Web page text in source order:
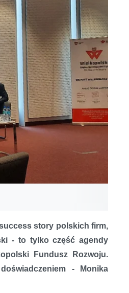
story polskich firm,
- to tylko część agendy
Fundusz Rozwoju.
- Monika